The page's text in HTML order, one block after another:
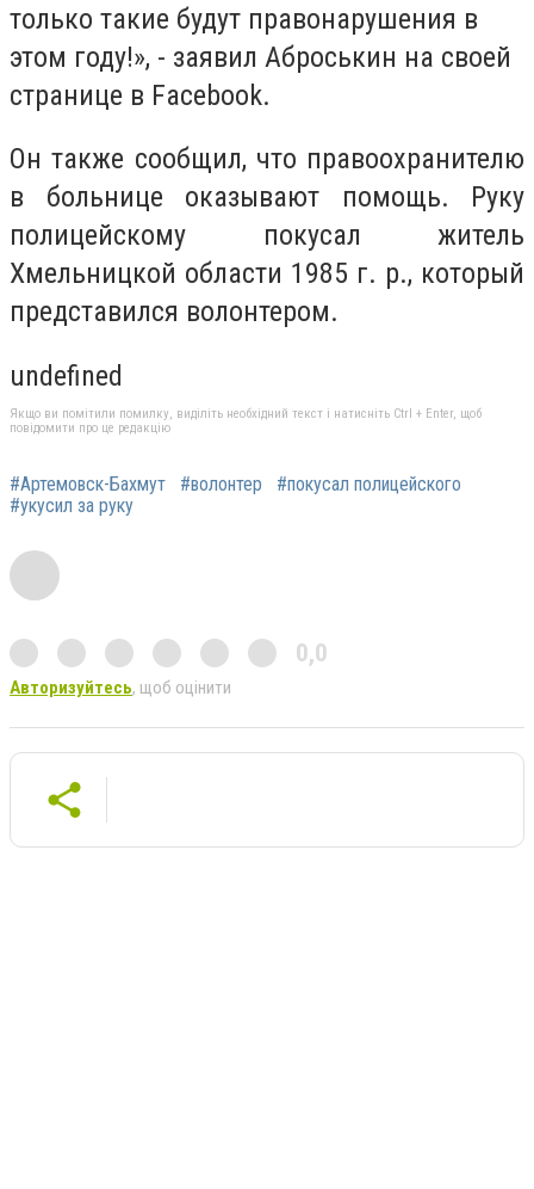
только такие будут правонарушения в
этом году!», - заявил Аброськин на своей
странице в Facebook.
Он также сообщил, что правоохранителю
в больнице оказывают помощь. Руку
полицейскому покусал житель
Хмельницкой области 1985 г. р., который
представился волонтером.
undefined
Якщо ви помітили помилку, виділіть необхідний текст і натисніть Ctrl + Enter, щоб
повідомити про це редакцію
#Артемовск-Бахмут #волонтер
#покусал полицейского
#укусил за руку
0,0
Авторизуйтесь, щоб оцінити